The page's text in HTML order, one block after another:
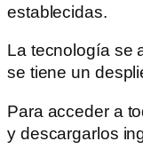
establecidas.
La tecnología se
se tiene un
Para acceder a
y descargarlos